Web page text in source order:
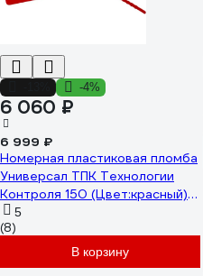
-4%
6 060 ₽
6 999 ₽
Номерная пластиковая пломба
Универсал ТПК Технологии
Контроля 150 (Цвет:красный)
1000 шт. 24155
5
(8)
В корзину